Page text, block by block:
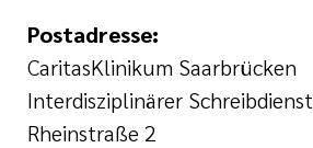
Postadresse:
CaritasKlinikum Saarbrücken
Interdisziplinärer Schreibdienst
Rheinstraße 2